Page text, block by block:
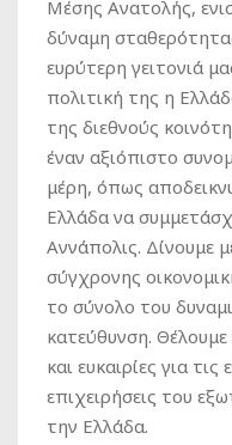
Μέσης Ανατολής,
δύναμη
ευρύτερη γειτονιά
πολιτική της η
της διεθνούς
έναν αξιόπιστο
μέρη, όπως
Ελλάδα να
Αννάπολις. Δίνουμε
σύγχρονης
το σύνολο του
κατεύθυνση.
και ευκαιρίες για τις
επιχειρήσεις του
την Ελλάδα.